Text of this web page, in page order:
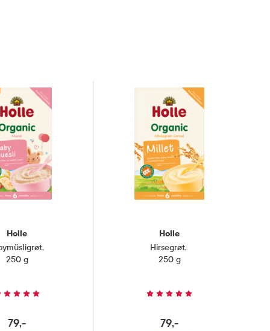
Holle
,
250 g
79,-
Holle
Hirsegrøt,
250 g
79,-